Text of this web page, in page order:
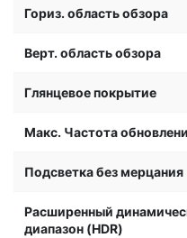
Гориз. область обзора
Верт. область обзора
Глянцевое покрытие
Макс. Частота
Подсветка без мерцания
Расширенный
диапазон (HDR)